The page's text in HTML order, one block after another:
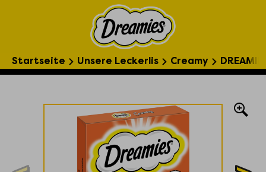
Startseite Unsere Leckerlis Creamy